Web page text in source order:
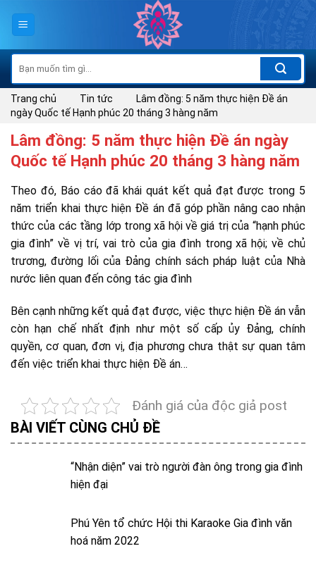
kiếm:
Trang chủ Tin tức
Lâm đồng: 5 năm thực hiện Đề án
ngày Quốc tế Hạnh phúc 20 tháng 3 hàng năm
Lâm đồng: 5 năm thực hiện Đề án ngày
Quốc tế Hạnh phúc 20 tháng 3 hàng năm
Theo đó, Báo cáo đã khái quát kết quả đạt được trong 5
năm triển khai thực hiện Đề án đã góp phần nâng cao nhận
thức của các tầng lớp trong xã hội về giá trị của “hạnh phúc
gia đình” về vị trí, vai trò của gia đình trong xã hội; về chủ
trương, đường lối của Đảng chính sách pháp luật của Nhà
nước liên quan đến công tác gia đình
Bên cạnh những kết quả đạt được, việc thực hiện Đề án vẫn
còn hạn chế nhất định như một số cấp ủy Đảng, chính
quyền, cơ quan, đơn vị, địa phương chưa thật sự quan tâm
đến việc triển khai thực hiện Đề án…
Đánh giá của độc giả post
BÀI VIẾT CÙNG CHỦ ĐỀ
“Nhận diện” vai trò người đàn ông trong gia đình
hiện đại
Phú Yên tổ chức Hội thi Karaoke Gia đình văn
hoá năm 2022